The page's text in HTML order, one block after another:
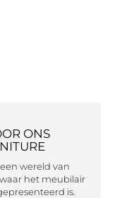
ONS
wereld van
het meubilair
is.